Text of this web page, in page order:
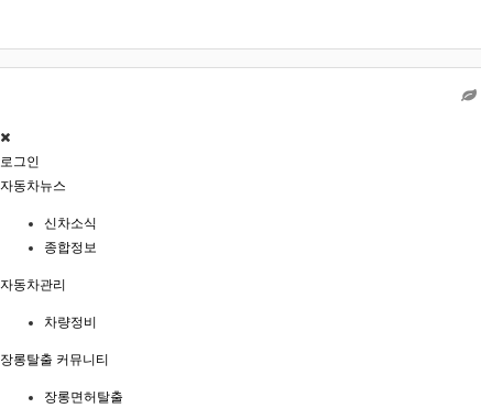
로그인
자동차뉴스
신차소식
종합정보
자동차관리
차량정비
장롱탈출 커뮤니티
장롱면허탈출